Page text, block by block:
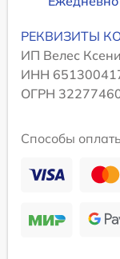
РЕКВИЗИТЫ
ИП Велес
ИНН
ОГРН
Способы